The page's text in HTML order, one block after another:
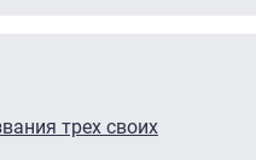
трех своих